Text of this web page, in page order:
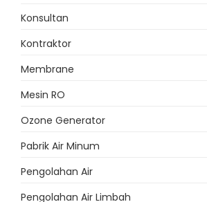
Konsultan
Kontraktor
Membrane
Mesin RO
Ozone Generator
Pabrik Air Minum
Pengolahan Air
Pengolahan Air Limbah